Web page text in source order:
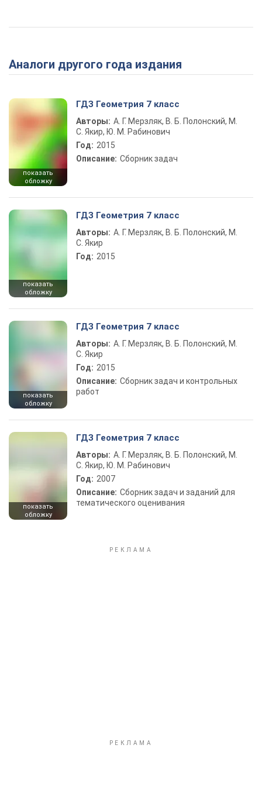
Аналоги другого года издания
показать
обложку
ГДЗ Геометрия 7 класс
Авторы: А. Г. Мерзляк, В. Б. Полонский, М.
С. Якир, Ю. М. Рабинович
Год: 2015
Описание: Сборник задач
показать
обложку
ГДЗ Геометрия 7 класс
Авторы: А. Г. Мерзляк, В. Б. Полонский, М.
С. Якир
Год: 2015
показать
обложку
ГДЗ Геометрия 7 класс
Авторы: А. Г. Мерзляк, В. Б. Полонский, М.
С. Якир
Год: 2015
Описание: Сборник задач и контрольных
работ
показать
обложку
ГДЗ Геометрия 7 класс
Авторы: А. Г. Мерзляк, В. Б. Полонский, М.
С. Якир, Ю. М. Рабинович
Год: 2007
Описание: Сборник задач и заданий для
тематического оценивания